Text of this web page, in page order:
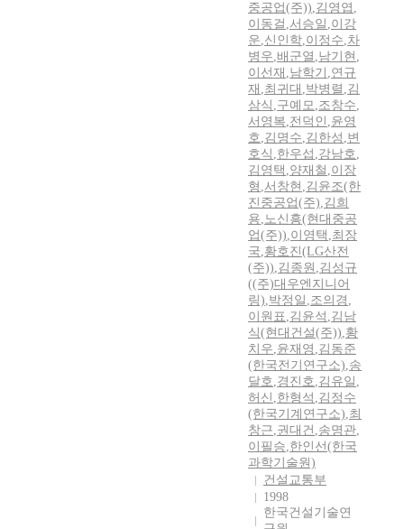
중공업(주)),김영엽 ,
이동걸 ,서승일 ,이강
운,신인학,이정수,차
병우,배군열 ,남기현 ,
이선재 ,남학기 ,연규
재 ,최귀대 ,박병렬 ,김
삼식 ,구예모,조창수,
서영복,전덕인 ,윤영
호,김명수,김한성 ,변
호식 ,한우섭 ,강남호,
김영택 ,양재철 ,이장
형 ,서창현 ,김윤조(한
진중공업(주),김희
용,노신흥(현대중공
업(주)),이영택 ,최장
국,황호진(LG산전
(주)),김종원 ,김성규
((주)대우엔지니어
링),박정일 ,조의경 ,
이원표,김윤석 ,김남
식(현대건설(주)),황
치우,윤재영 ,김동준
(한국전기연구소),송
달호,경진호,김유일 ,
허신 ,한형석 ,김정수
(한국기계연구소),최
창근,권대건 ,송명관,
이필승,한인선(한국
과학기술원)
건설교통부
1998
한국건설기술연